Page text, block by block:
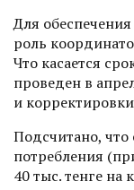
Для
роль
Что касается
проведен в
и
Подсчитано,
потребления
40 тыс. тенге на